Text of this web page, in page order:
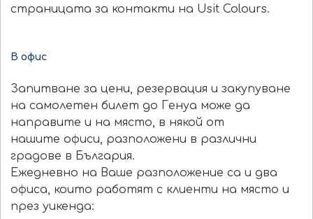
страницата за контакти на Usit Colours.
В офис
Запитване за цени, резервация и закупуване
на самолетен билет до Генуа може да
направите и на място, в някой от
нашите офиси, разположени в различни
градове в България.
Ежедневно на Ваше разположение са и два
офиса, които работят с клиенти на място и
през уикенда: